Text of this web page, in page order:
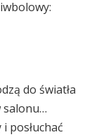
do światła
salonu…
posłuchać